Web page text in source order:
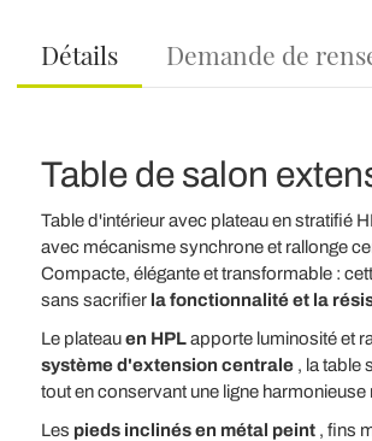
Détails Demande de
Table de salon
Table d'intérieur avec plateau en stratifié
avec mécanisme synchrone et rallonge
Compacte, élégante et transformable :
sans sacrifier la fonctionnalité et la
Le plateauen HPLapporte luminosité et
système d'extension centrale, la table
tout en conservant une ligne harmonieuse
Les pieds inclinés en métal peint, fins